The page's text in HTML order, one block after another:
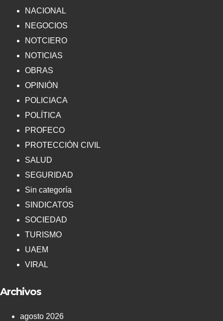
NACIONAL
NEGOCIOS
NOTCIERO
NOTICIAS
OBRAS
OPINIÓN
POLICIACA
POLÍTICA
PROFECO
PROTECCIÓN CIVIL
SALUD
SEGURIDAD
Sin categoría
SINDICATOS
SOCIEDAD
TURISMO
UAEM
VIRAL
Archivos
agosto 2026